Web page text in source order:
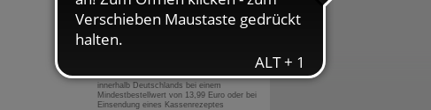
0800-10 11 422
gebührenfreie Rufnummer
innerhalb Deutschlands bei einem
Mindestbestellwert von 13,99 Euro oder bei
Einsendung eines Kassenrezeptes